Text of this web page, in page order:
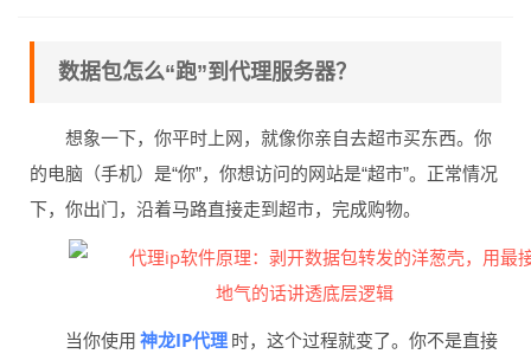
数据包怎么“跑”到代理服务器？
想象一下，你平时上网，就像你亲自去超市买东西。你
的电脑（手机）是“你”，你想访问的网站是“超市”。正常情况
下，你出门，沿着马路直接走到超市，完成购物。
当你使用 神龙IP代理 时，这个过程就变了。你不是直接